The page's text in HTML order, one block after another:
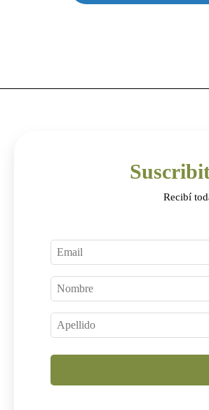
Recibí